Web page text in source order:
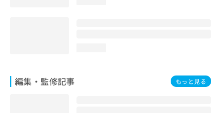
編集・監修記事 もっと見る